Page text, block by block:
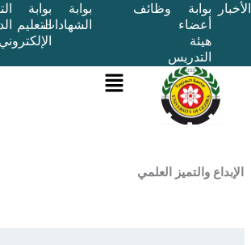
بوابة
التدريس
وظائف
الشهادات
بوابة
التعليم
الإلكتروني
التقويم
الدراسي
والتميز العلمي
القائمة